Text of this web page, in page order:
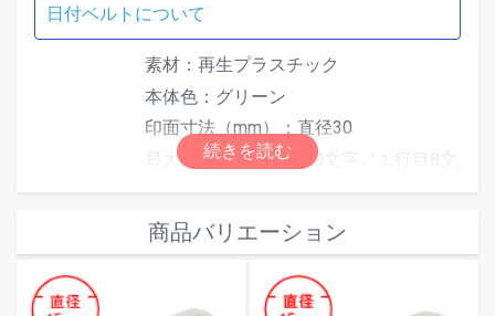
日付ベルトについて
素材：再生プラスチック
本体色：グリーン
印面寸法（mm）：直径30
最大文字数 上段：10文字／１行目8文
補充インキは下記の 翌日スタンプ専用
をご使用ください。
・翌日スタンプ専用補充インキ１０
商品バリエーション